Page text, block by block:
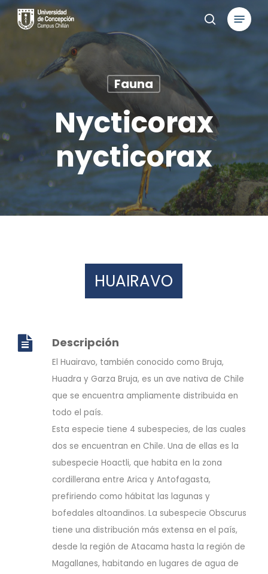
Skip
search
Menu
Fauna
Nycticorax
nycticorax
HUAIRAVO
Descripción
El Huairavo, también conocido como Bruja,
Huadra y Garza Bruja, es un ave nativa de Chile
que se encuentra ampliamente distribuida en
todo el país.
Esta especie tiene 4 subespecies, de las cuales
dos se encuentran en Chile. Una de ellas es la
subespecie Hoactli, que habita en la zona
cordillerana entre Arica y Antofagasta,
prefiriendo como hábitat las lagunas y
bofedales altoandinos. La subespecie Obscurus
tiene una distribución más extensa en el país,
desde la región de Atacama hasta la región de
Magallanes, habitando en lugares de agua de